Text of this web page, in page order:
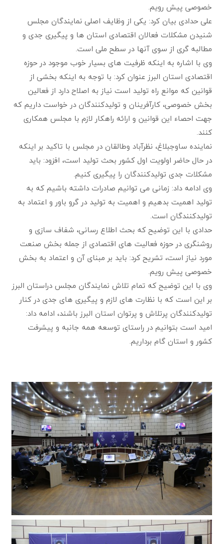
خصوصی پیش رویم.
علی حدادی بیان کرد: یکی از وظایف اصلی نمایندگان مجلس
شنیدن مشکلات فعالان اقتصادی استان ها و پیگیری جدی و
مطالبه گری از سوی آنها در سطح ملی است.
وی با اشاره به اینکه ظرفیت های بسیار خوب موجود در حوزه
اقتصادی استان البرز عنوان کرد: با توجه به اینکه بخشی از
قوانین که موانع راه تولید است نیاز به اصلاح دارد از فعالین
بخش خصوصی، کارآفرینان و تولیدکنندگان در خواست داریم که
جهت احصاء این قوانین و ارائه راهکار لازم با مجلس همکاری
کنند.
نماینده ساوجبلاغ، نظرآباد وطالقان در مجلس با تاکید بر اینکه
در حال حاضر اولویت اول کشور بحث تولید است، افزود: باید
مشکلات جدی تولیدکنندگان را پیگیری کنیم.
وی ادامه داد: زمانی می توانیم صادرات داشته باشیم که به
تولید اهمیت بدهیم و اهمیت به تولید در گرو باور و اعتماد به
تولیدکنندگان است.
حدادی با این توضیح که بحث اطلاع رسانی، شفاف سازی و
روشنگری در حوزه فعالیت های اقتصادی از جمله بخش صنعت
مورد نیاز است، تشریح کرد: باید بر مبنای آن و اعتماد به بخش
خصوصی پیش رویم.
وی با این توضیح که تمام تلاش نمایندگان مجلس دراستان البرز
بر این است که با نظارت های لازم و پیگیری های جدی در کنار
تولیدکنندگان پرتلاش و پرتوان استان البرز باشند، ادامه داد:
امید است بتوانیم در راستای توسعه همه جانبه و پیشرفت
کشور و استان گام برداریم.